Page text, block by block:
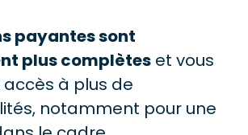
payantes sont
plus complètes et vous
à plus de
notamment pour une